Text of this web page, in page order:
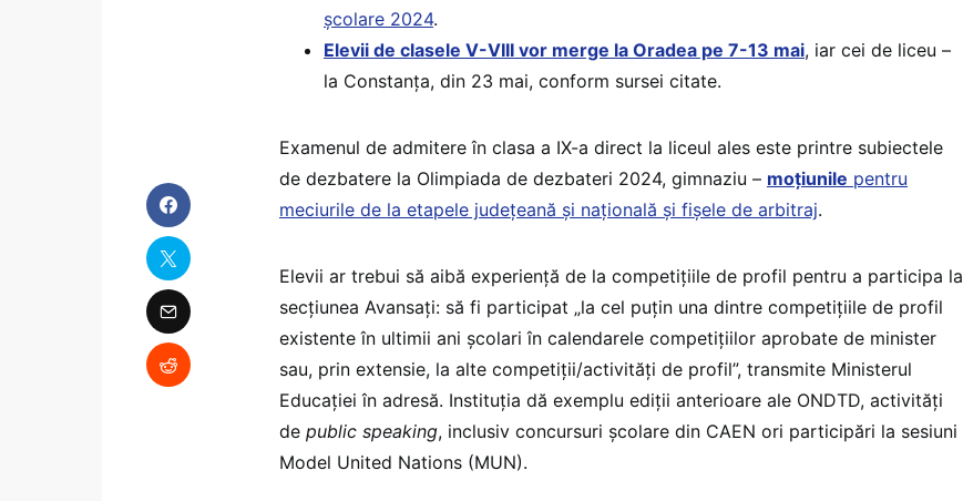
școlare 2024.
Elevii de clasele V-VIII vor merge la Oradea pe 7-13 mai, iar cei de liceu –
la Constanța, din 23 mai, conform sursei citate.
Examenul de admitere în clasa a IX-a direct la liceul ales este printre subiectele
de dezbatere la Olimpiada de dezbateri 2024, gimnaziu – moțiunile pentru
meciurile de la etapele județeană și națională și fișele de arbitraj.
Elevii ar trebui să aibă experiență de la competițiile de profil pentru a participa la
secțiunea Avansați: să fi participat „la cel puțin una dintre competițiile de profil
existente în ultimii ani școlari în calendarele competițiilor aprobate de minister
sau, prin extensie, la alte competiții/activități de profil”, transmite Ministerul
Educației în adresă. Instituția dă exemplu ediții anterioare ale ONDTD, activități
de public speaking, inclusiv concursuri școlare din CAEN ori participări la sesiuni
Model United Nations (MUN).